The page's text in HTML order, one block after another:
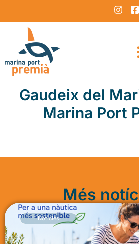
Gaudeix del
Marina Port
Més
Notícies